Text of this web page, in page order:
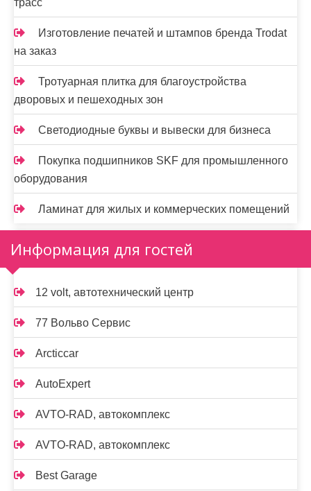
трасс
Изготовление печатей и штампов бренда Trodat
на заказ
Тротуарная плитка для благоустройства
дворовых и пешеходных зон
Светодиодные буквы и вывески для бизнеса
Покупка подшипников SKF для промышленного
оборудования
Ламинат для жилых и коммерческих помещений
Информация для гостей
12 volt, автотехнический центр
77 Вольво Сервис
Arcticcar
AutoExpert
AVTO-RAD, автокомплекс
AVTO-RAD, автокомплекс
Best Garage